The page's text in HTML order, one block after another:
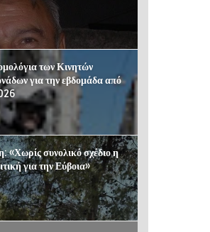
των Κινητών
για την εβδομάδα από
«Χωρίς συνολικό σχέδιο η
για την Εύβοια»